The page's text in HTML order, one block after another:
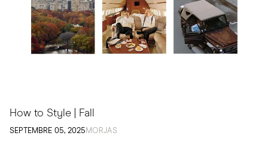
How to Style | Fall
SEPTEMBRE 05, 2025 MORJAS